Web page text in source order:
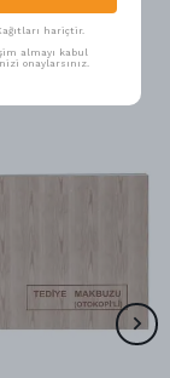
hariçtir.
almayı kabul
onaylarsınız.